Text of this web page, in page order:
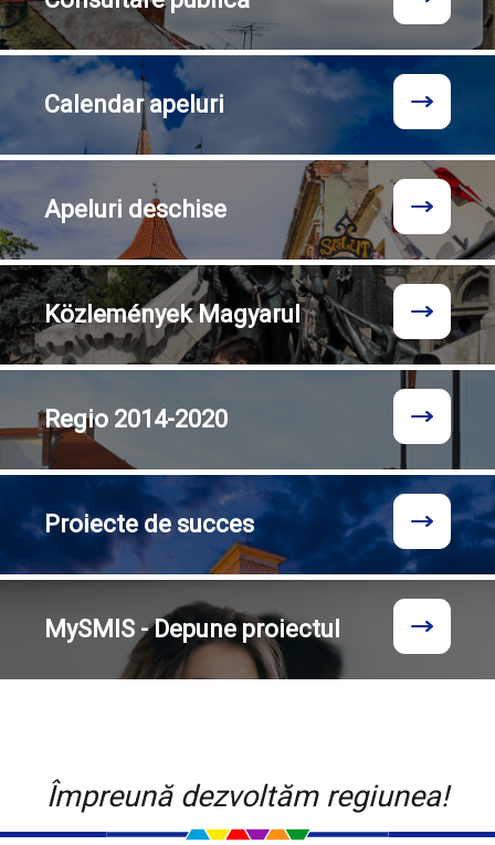
Calendarapeluri
Apeluri deschise
KözleményekMagyarul
Regio 2014-2020
Proiecte de succes
MySMIS - Depune proiectul
Împreună dezvoltăm regiunea!